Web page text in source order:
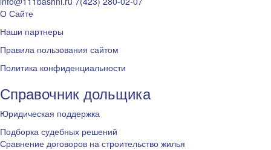
О Сайте
Наши партнеры
Правила пользования сайтом
Политика конфиденциальности
Справочник дольщика
Юридическая поддержка
Подборка судебных решений
Сравнение договоров на строительство жилья